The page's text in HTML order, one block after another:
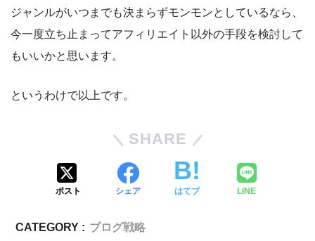
ジャンルがいつまでも決まらずモンモンとしているなら、
今一度立ち止まってアフィリエイト以外の手段を検討して
もいいかと思います。
というわけで以上です。
SHARE
ポスト シェア はてブ LINE
CATEGORY : ブログ戦略